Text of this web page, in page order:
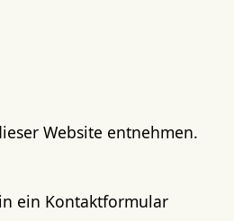
Website entnehmen.
ein Kontaktformular